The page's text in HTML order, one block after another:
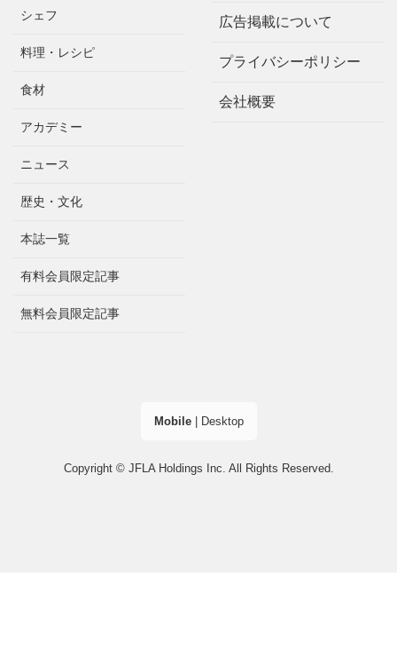
シェフ
料理・レシピ
食材
アカデミー
ニュース
歴史・文化
本誌一覧
有料会員限定記事
無料会員限定記事
広告掲載について
プライバシーポリシー
会社概要
Mobile| Desktop
Copyright © JFLA Holdings Inc. All Rights Reserved.